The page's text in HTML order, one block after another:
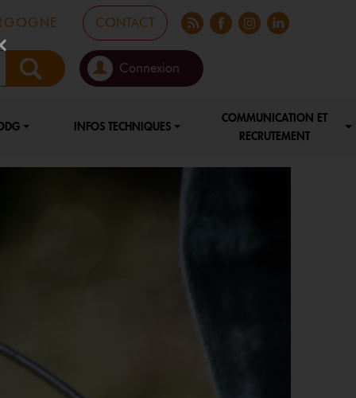
CONTACT FLUX RSSFACEBOOK
INSTALINKEDIN
Connexion
INFOS TECHNIQUES
COMMUNICATION ET
RECRUTEMENT